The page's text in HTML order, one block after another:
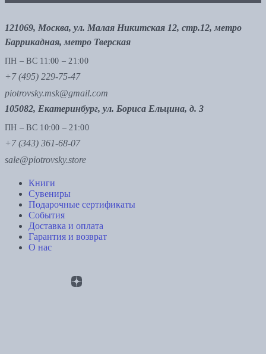
121069, Москва, ул. Малая Никитская 12, стр.12, метро
Баррикадная, метро Тверская
ПН – ВС 11:00 – 21:00
+7 (495) 229-75-47
piotrovsky.msk@gmail.com
105082, Екатеринбург, ул. Бориса Ельцина, д. 3
ПН – ВС 10:00 – 21:00
+7 (343) 361-68-07
sale@piotrovsky.store
Книги
Сувениры
Подарочные сертификаты
События
Доставка и оплата
Гарантия и возврат
О нас